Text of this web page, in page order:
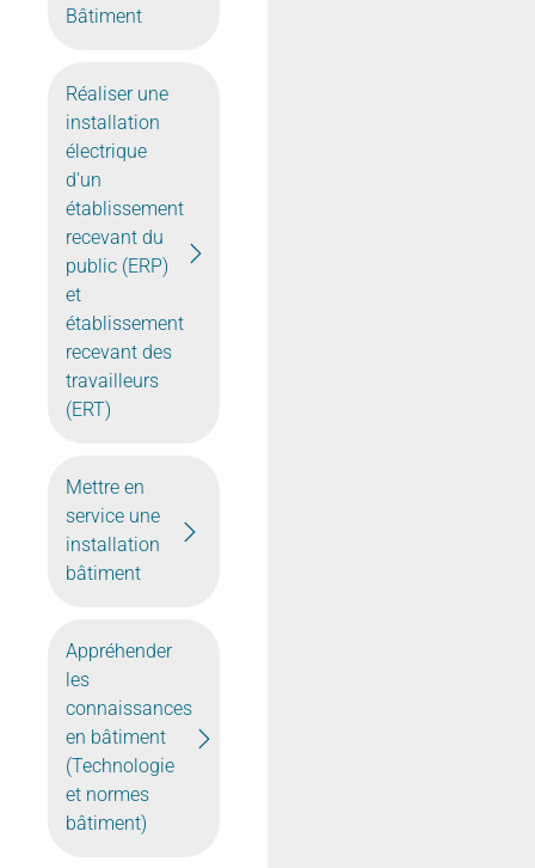
Bâtiment
Réaliser une
installation
électrique
d'un
établissement
recevant du
public (ERP)
et
établissement
recevant des
travailleurs
(ERT)
Mettre en
service une
installation
bâtiment
Appréhender
les
connaissances
en bâtiment
(Technologie
et normes
bâtiment)